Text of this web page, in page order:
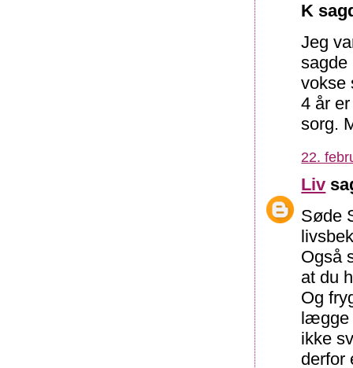
K
Jeg
sagde
vokse
4 år
sorg.
22.
Liv
Søde
Også
at du
Og
lægge
ikke
derfor